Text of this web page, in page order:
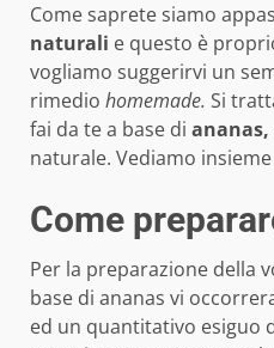
Come saprete siamo
naturali e questo è
vogliamo suggerirvi un
rimedio homemade. Si
fai da te a base di ananas,
naturale. Vediamo
Come
Per la preparazione della
base di ananas vi
ed un quantitativo esiguo